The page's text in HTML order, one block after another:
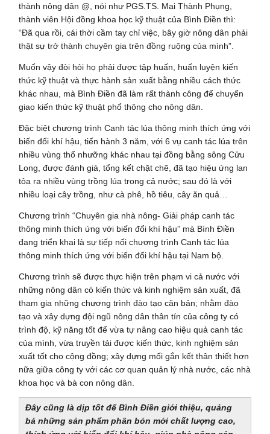
thành nông dân @, nói như PGS.TS. Mai Thành Phụng,
thành viên Hội đồng khoa học kỹ thuật của Bình Điền thì:
“Đã qua rồi, cái thời cầm tay chỉ việc, bây giờ nông dân phải
thật sự trở thành chuyên gia trên đồng ruộng của mình”.
Muốn vậy đòi hỏi họ phải được tập huấn, huấn luyện kiến
thức kỹ thuật và thực hành sản xuất bằng nhiều cách thức
khác nhau, mà Bình Điền đã làm rất thành công để chuyển
giao kiến thức kỹ thuật phổ thông cho nông dân.
Đặc biệt chương trình Canh tác lúa thông minh thích ứng với
biến đổi khí hậu, tiến hành 3 năm, với 6 vụ canh tác lúa trên
nhiều vùng thổ nhưỡng khác nhau tại đồng bằng sông Cửu
Long, được đánh giá, tổng kết chặt chẽ, đã tạo hiệu ứng lan
tỏa ra nhiều vùng trồng lúa trong cả nước; sau đó là với
nhiều loại cây trồng, như cà phê, hồ tiêu, cây ăn quả…
Chương trình “Chuyên gia nhà nông- Giải pháp canh tác
thông minh thích ứng với biến đổi khí hậu” mà Bình Điền
đang triển khai là sự tiếp nối chương trình Canh tác lúa
thông minh thích ứng với biến đổi khí hậu tại Nam bộ.
Chương trình sẽ được thực hiện trên phạm vi cả nước với
những nông dân có kiến thức và kinh nghiệm sản xuất, đã
tham gia những chương trình đào tạo căn bản; nhằm đào
tạo và xây dựng đội ngũ nông dân thân tín của công ty có
trình độ, kỹ năng tốt để vừa tự nâng cao hiệu quả canh tác
của mình, vừa truyền tải được kiến thức, kinh nghiệm sản
xuất tốt cho cộng đồng; xây dựng mối gắn kết thân thiết hơn
nữa giữa công ty với các cơ quan quản lý nhà nước, các nhà
khoa học và bà con nông dân.
Đây cũng là dịp tốt để Bình Điền giới thiệu, quảng
bá những sản phẩm phân bón mới chất lượng cao,